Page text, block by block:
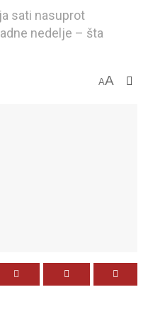
sati nasuprot
nedelje – šta
AA